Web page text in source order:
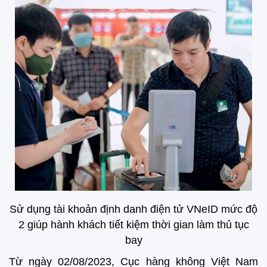
Sử dụng tài khoản định danh điện tử VNeID mức độ
2 giúp hành khách tiết kiệm thời gian làm thủ tục
bay
Từ ngày 02/08/2023, Cục hàng không Việt Nam